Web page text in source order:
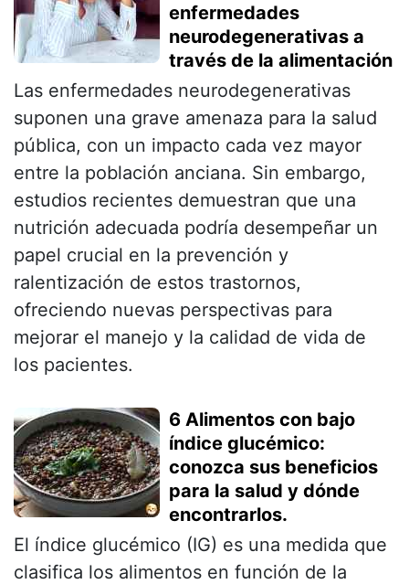
enfermedades
neurodegenerativas a
través de la alimentación
Las enfermedades neurodegenerativas
suponen una grave amenaza para la salud
pública, con un impacto cada vez mayor
entre la población anciana. Sin embargo,
estudios recientes demuestran que una
nutrición adecuada podría desempeñar un
papel crucial en la prevención y
ralentización de estos trastornos,
ofreciendo nuevas perspectivas para
mejorar el manejo y la calidad de vida de
los pacientes.
6 Alimentos con bajo
índice glucémico:
conozca sus beneficios
para la salud y dónde
encontrarlos.
El índice glucémico (IG) es una medida que
clasifica los alimentos en función de la